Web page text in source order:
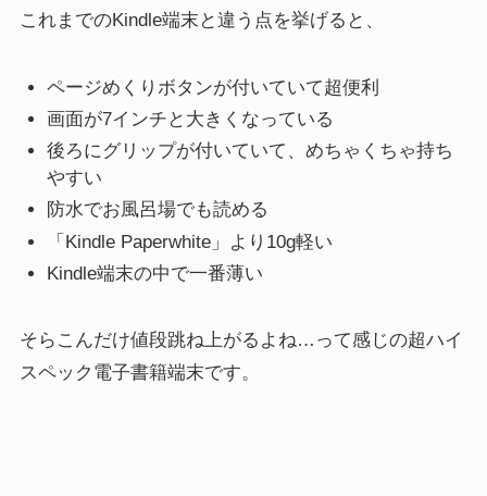
これまでのKindle端末と違う点を挙げると、
ページめくりボタンが付いていて超便利
画面が7インチと大きくなっている
後ろにグリップが付いていて、めちゃくちゃ持ち
やすい
防水でお風呂場でも読める
「Kindle Paperwhite」より10g軽い
Kindle端末の中で一番薄い
そらこんだけ値段跳ね上がるよね…って感じの超ハイ
スペック電子書籍端末です。